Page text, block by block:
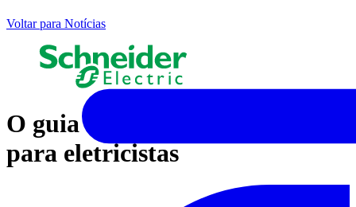
Voltar para Notícias
O guia de segurança elétrica
para eletricistas